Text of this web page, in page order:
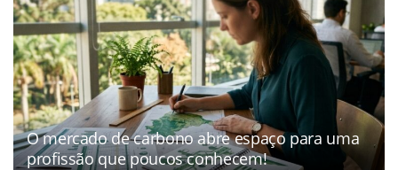
O mercado de carbono abre espaço para uma
profissão que poucos conhecem!